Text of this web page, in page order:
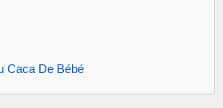
Caca De Bébé